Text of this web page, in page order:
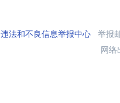
违法和不良信息举报中心举报
网